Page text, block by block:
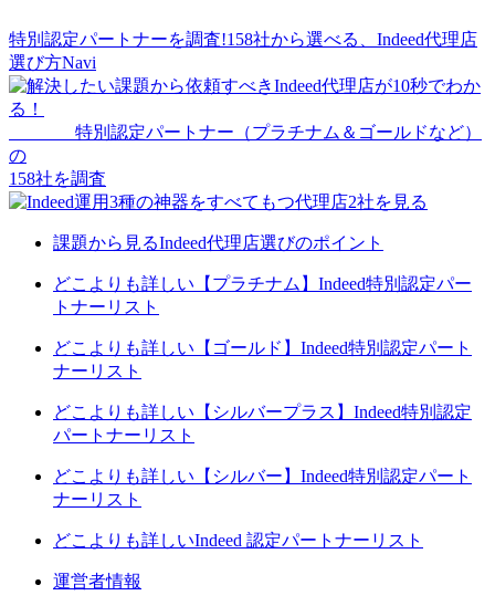
特別認定パートナーを調査!158社から選べる、 Indeed代理店
選び方Navi
特別認定パートナー （プラチナム＆ゴールドなど）
の
158社を調査
課題から見るIndeed代理店選びのポイント
どこよりも詳しい【プラチナム】Indeed特別認定パー
トナーリスト
どこよりも詳しい【ゴールド】Indeed特別認定パート
ナーリスト
どこよりも詳しい【シルバープラス】Indeed特別認定
パートナーリスト
どこよりも詳しい【シルバー】Indeed特別認定パート
ナーリスト
どこよりも詳しいIndeed 認定パートナーリスト
運営者情報